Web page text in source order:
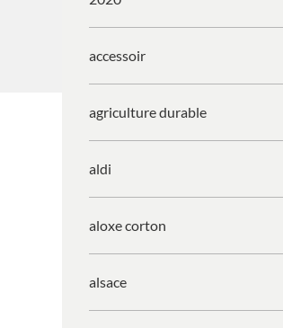
accessoir
agriculture durable
aldi
aloxe corton
alsace